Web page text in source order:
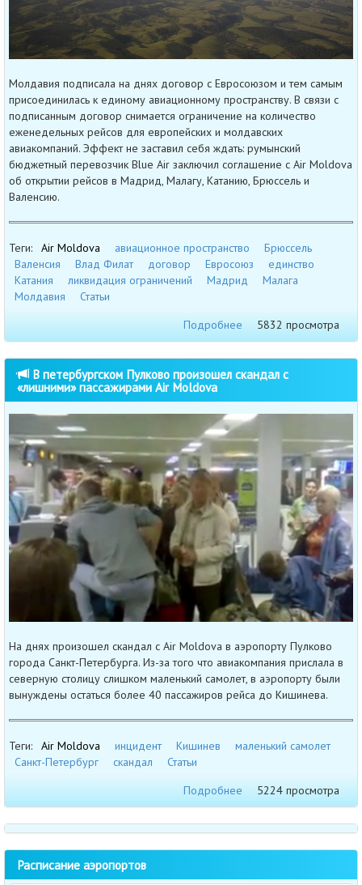
Молдавия подписала на днях договор с Евросоюзом и тем самым
присоединилась к единому авиационному пространству. В связи с
подписанным договор снимается ограничение на количество
еженедельных рейсов для европейских и молдавских
авиакомпаний. Эффект не заставил себя ждать: румынский
бюджетный перевозчик Blue Air заключил соглашение с Air Moldova
об открытии рейсов в Мадрид, Малагу, Катанию, Брюссель и
Валенсию.
Теги: Air Moldova авиационное пространство
Брюссель
Валенсия
Влад Филат договор Евросоюз
единство
Катания
ликвидация ограничений Мадрид
Малага
Молдавия
Статьи
Подробнее
5832 просмотра
В петербургском Пулково произошел скандал с
«лишними» пассажирами Air Moldova
На днях произошел скандал с Air Moldova в аэропорту Пулково
города Санкт-Петербурга. Из-за того что авиакомпания прислала в
северную столицу слишком маленький самолет, в аэропорту были
вынуждены остаться более 40 пассажиров рейса до Кишинева.
Теги: Air Moldova инцидент Кишинев
маленький самолет
Санкт-Петербург
скандал
Статьи
Подробнее
5224 просмотра
Расписание аэропортов